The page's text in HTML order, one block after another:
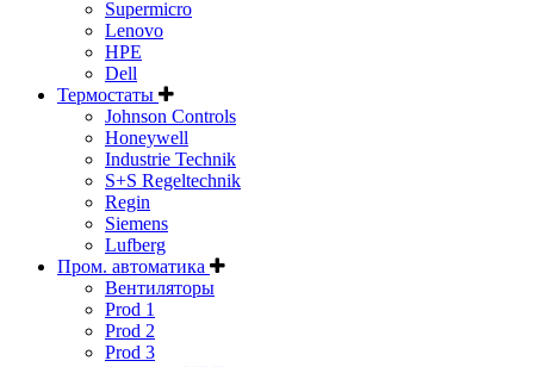
Supermicro
Lenovo
HPE
Dell
Термостаты
Johnson Controls
Honeywell
Industrie Technik
S+S Regeltechnik
Regin
Siemens
Lufberg
Пром. автоматика
Вентиляторы
Prod 1
Prod 2
Prod 3